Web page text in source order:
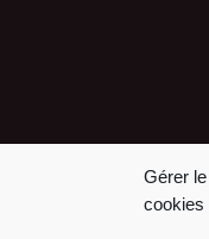
Gérer
cookies